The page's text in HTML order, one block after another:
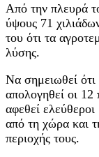
Από την πλευρά
ύψους 71
του ότι τα
λύσης.
Να σημειωθεί
απολογηθεί οι 12
αφεθεί
από τη χώρα και
περιοχής τους.